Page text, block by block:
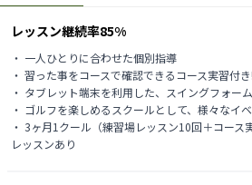
レッスン継続率85%
・ 一人ひとりに合わせた個別指導
・ 習った事をコースで確認できるコース実習付
・ タブレット端末を利用した、スイングフォー
・ ゴルフを楽しめるスクールとして、様々なイ
・ 3ヶ月1クール（練習場レッスン10回＋コー
レッスンあり